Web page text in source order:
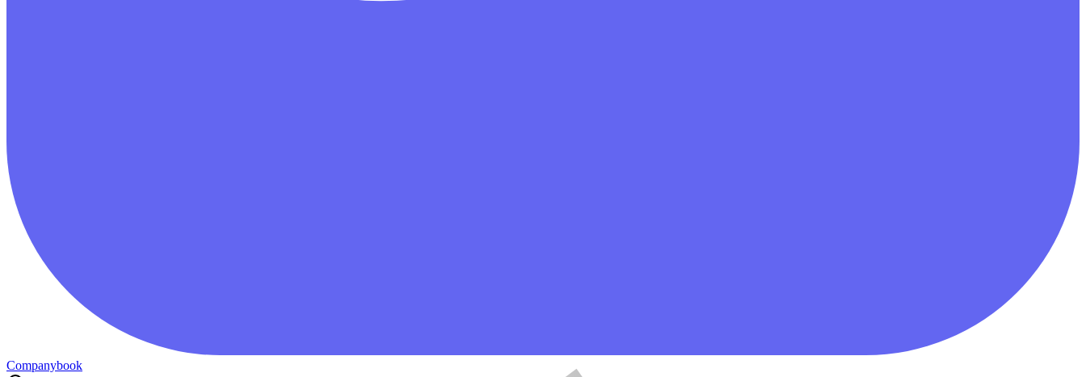
Companybook